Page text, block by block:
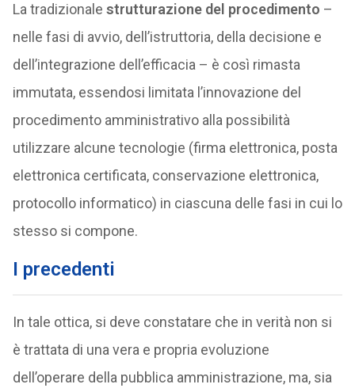
La tradizionale strutturazione del procedimento –
nelle fasi di avvio, dell’istruttoria, della decisione e
dell’integrazione dell’efficacia – è così rimasta
immutata, essendosi limitata l’innovazione del
procedimento amministrativo alla possibilità
utilizzare alcune tecnologie (firma elettronica, posta
elettronica certificata, conservazione elettronica,
protocollo informatico) in ciascuna delle fasi in cui lo
stesso si compone.
I precedenti
In tale ottica, si deve constatare che in verità non si
è trattata di una vera e propria evoluzione
dell’operare della pubblica amministrazione, ma, sia